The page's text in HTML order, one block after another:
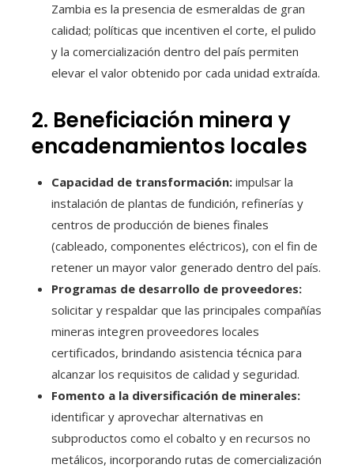
Zambia es la presencia de esmeraldas de gran
calidad; políticas que incentiven el corte, el pulido
y la comercialización dentro del país permiten
elevar el valor obtenido por cada unidad extraída.
2. Beneficiación minera y
encadenamientos locales
Capacidad de transformación: impulsar la
instalación de plantas de fundición, refinerías y
centros de producción de bienes finales
(cableado, componentes eléctricos), con el fin de
retener un mayor valor generado dentro del país.
Programas de desarrollo de proveedores:
solicitar y respaldar que las principales compañías
mineras integren proveedores locales
certificados, brindando asistencia técnica para
alcanzar los requisitos de calidad y seguridad.
Fomento a la diversificación de minerales:
identificar y aprovechar alternativas en
subproductos como el cobalto y en recursos no
metálicos, incorporando rutas de comercialización